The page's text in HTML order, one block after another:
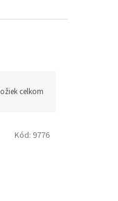
celkom
Kód: 9776